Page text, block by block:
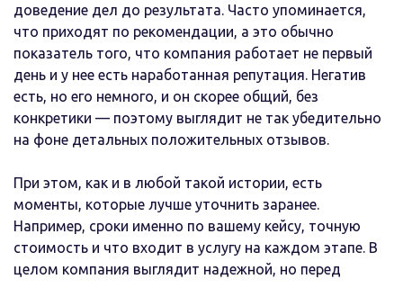
доведение дел до результата. Часто упоминается,
что приходят по рекомендации, а это обычно
показатель того, что компания работает не первый
день и у нее есть наработанная репутация. Негатив
есть, но его немного, и он скорее общий, без
конкретики — поэтому выглядит не так убедительно
на фоне детальных положительных отзывов.
При этом, как и в любой такой истории, есть
моменты, которые лучше уточнить заранее.
Например, сроки именно по вашему кейсу, точную
стоимость и что входит в услугу на каждом этапе. В
целом компания выглядит надежной, но перед